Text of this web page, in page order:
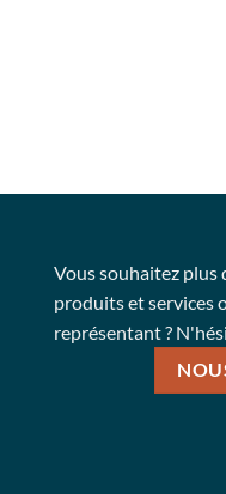
Vous souhaitez plus
produits et services
représentant ?